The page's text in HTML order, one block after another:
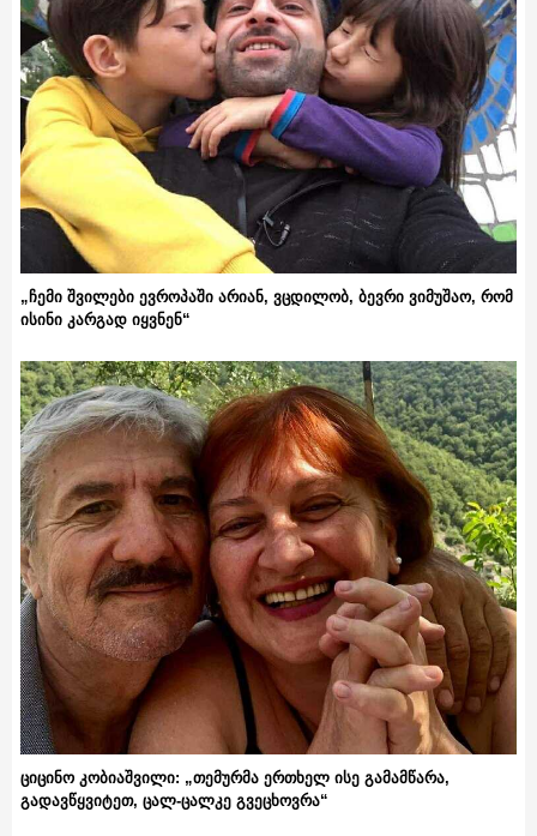
„ჩემი შვილები ევროპაში არიან, ვცდილობ, ბევრი ვიმუშაო, რომ
ისინი კარგად იყვნენ“
ციცინო კობიაშვილი: „თემურმა ერთხელ ისე გამამწარა,
გადავწყვიტეთ, ცალ-ცალკე გვეცხოვრა“